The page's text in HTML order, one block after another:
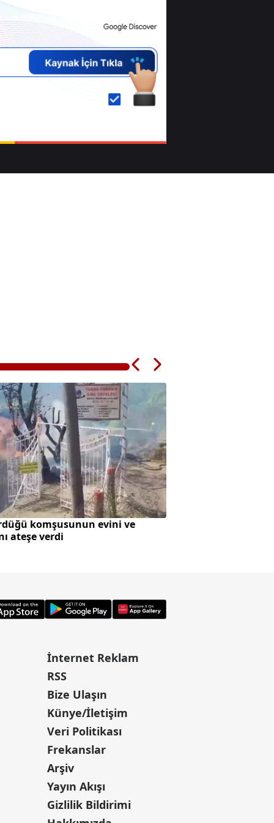
komşusunun evini ve
ateşe verdi
İnternet Reklam
RSS
Bize Ulaşın
Künye/İletişim
Veri Politikası
Frekanslar
Arşiv
Yayın Akışı
Gizlilik Bildirimi